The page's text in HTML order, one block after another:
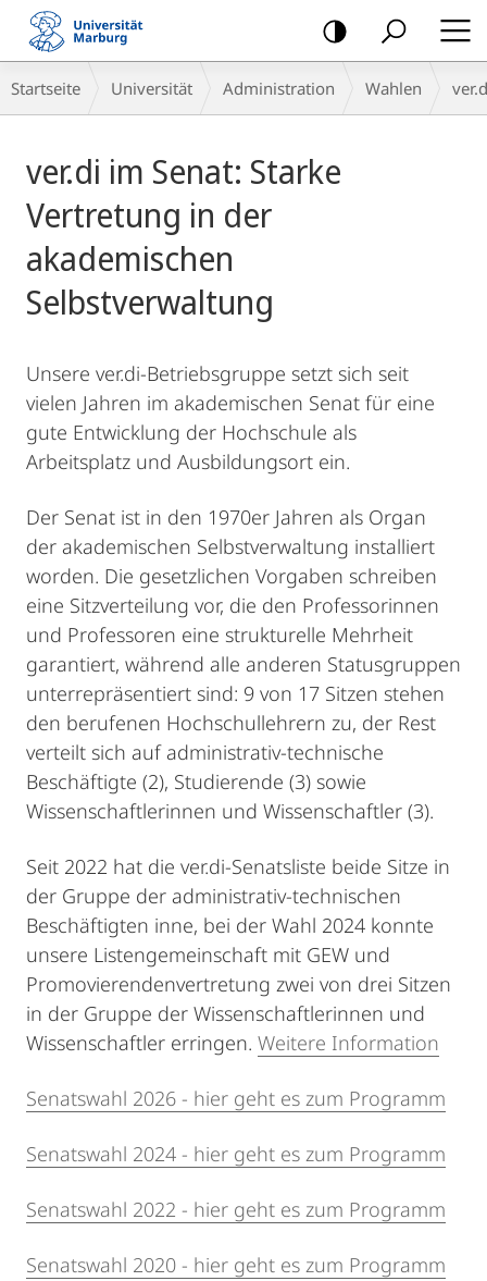
Mobile-
Navigation
Breadcrumb-
Navigation
Startseite Universität Administration Wahlen
ver.di im Senat: Starke
Vertretung in der
akademischen
Selbstverwaltung
Unsere ver.di-Betriebsgruppe setzt sich seit
vielen Jahren im akademischen Senat für eine
gute Entwicklung der Hochschule als
Arbeitsplatz und Ausbildungsort ein.
Der Senat ist in den 1970er Jahren als Organ
der akademischen Selbstverwaltung installiert
worden. Die gesetzlichen Vorgaben schreiben
eine Sitzverteilung vor, die den Professorinnen
und Professoren eine strukturelle Mehrheit
garantiert, während alle anderen Statusgruppen
unterrepräsentiert sind: 9 von 17 Sitzen stehen
den berufenen Hochschullehrern zu, der Rest
verteilt sich auf administrativ-technische
Beschäftigte (2), Studierende (3) sowie
Wissenschaftlerinnen und Wissenschaftler (3).
Seit 2022 hat die ver.di-Senatsliste beide Sitze in
der Gruppe der administrativ-technischen
Beschäftigten inne, bei der Wahl 2024 konnte
unsere Listengemeinschaft mit GEW und
Promovierendenvertretung zwei von drei Sitzen
in der Gruppe der Wissenschaftlerinnen und
Wissenschaftler erringen. Weitere Information
Senatswahl 2026 - hier geht es zum Programm
Senatswahl 2024 - hier geht es zum Programm
Senatswahl 2022 - hier geht es zum Programm
Senatswahl 2020 - hier geht es zum Programm